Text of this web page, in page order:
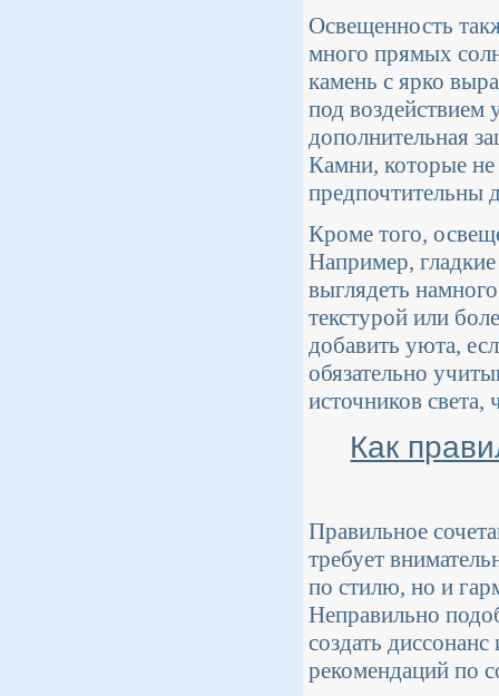
Освещенность
много прямых
камень с ярко
под воздействием
дополнительная
Камни, которые
предпочтительны
Кроме того,
Например,
выглядеть
текстурой или
добавить уюта,
обязательно
источников
Как
Правильное
требует
по стилю, но и
Неправильно
создать
рекомендаций по